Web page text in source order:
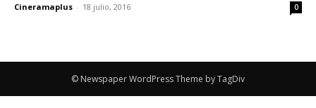
Cineramaplus - 18 julio, 2016 0
© Newspaper WordPress Theme by TagDiv